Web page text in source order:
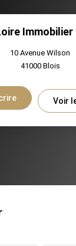
Immobilier
10 Avenue Wilson
41000 Blois
Voir